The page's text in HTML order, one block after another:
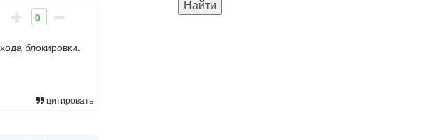
0
блокировки.
цитировать